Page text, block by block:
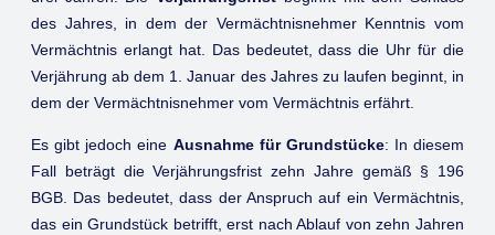
des Jahres, in dem der Vermächtnisnehmer Kenntnis vom
Vermächtnis erlangt hat. Das bedeutet, dass die Uhr für die
Verjährung ab dem 1. Januar des Jahres zu laufen beginnt, in
dem der Vermächtnisnehmer vom Vermächtnis erfährt.
Es gibt jedoch eine Ausnahme für Grundstücke: In diesem
Fall beträgt die Verjährungsfrist zehn Jahre gemäß § 196
BGB. Das bedeutet, dass der Anspruch auf ein Vermächtnis,
das ein Grundstück betrifft, erst nach Ablauf von zehn Jahren